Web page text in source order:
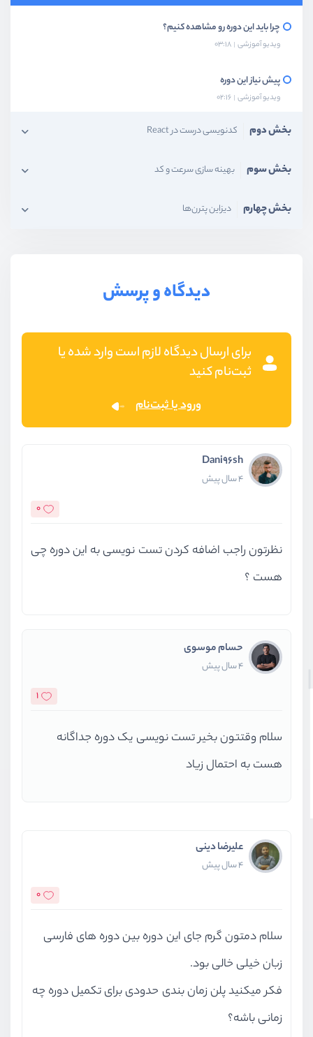
چرا باید این دوره رو مشاهده کنیم؟
ویدیو آموزشی 03:18
پیش نیاز این دوره
ویدیو آموزشی 02:16
بخش دوم کدنویسی درست در React
بخش سوم بهینه سازی سرعت و کد
بخش چهارم دیزاین پترن‌ها
دیدگاه و پرسش
برای ارسال دیدگاه لازم است وارد شده یا
ثبت‌نام کنید
ورود یا ثبت‌نام
Dani96sh
4 سال پیش
0
نظرتون راجب اضافه کردن تست نویسی به این دوره چی
هست ؟
حسام موسوی
4 سال پیش
1
سلام وقتتون بخیر تست نویسی یک دوره جداگانه
هست به احتمال زیاد
علیرضا دینی
4 سال پیش
0
سلام دمتون گرم جای این دوره بین دوره های فارسی
زبان خیلی خالی بود.
فکر میکنید پلن زمان بندی حدودی برای تکمیل دوره چه
زمانی باشه؟